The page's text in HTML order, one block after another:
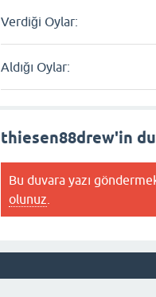
Verdiği Oylar:
Aldığı Oylar:
thiesen88drew'in
Bu duvara yazı
olunuz